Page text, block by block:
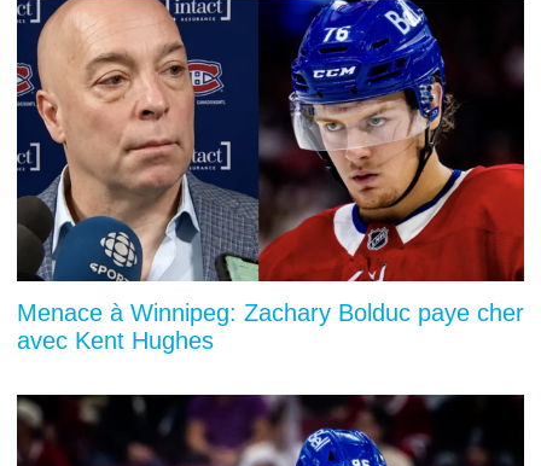
Menace à Winnipeg: Zachary Bolduc paye cher
avec Kent Hughes